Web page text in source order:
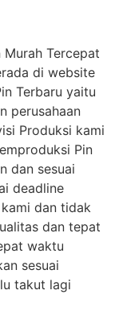
Tercepat
di website
Terbaru yaitu
perusahaan
Produksi kami
Pin
dan sesuai
deadline
dan tidak
dan tepat
waktu
sesuai
takut lagi